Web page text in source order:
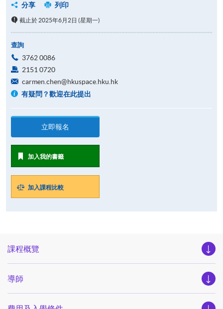
分享
列印
截止於 2025年6月2日 (星期一)
查詢
3762 0086
2151 0720
carmen.chen@hkuspace.hku.hk
有疑問？歡迎在此提出
立即報名
加入我的書籤
加入課程比較
課程概覽
導師